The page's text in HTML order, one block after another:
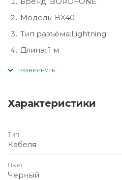
Модель: BX40
Тип разъёма:Lightning
Длина: 1 м
устройства с Lightning
Характеристики
Тип
Кабеля
Цвет
Черный